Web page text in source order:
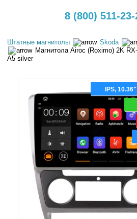
8 (800) 511-23-
Штатные магнитолы Skoda
Магнитола Airoc (Roximo) 2K
A5 silver
IPS,